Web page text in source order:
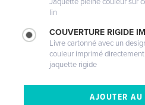
lin
COUVERTURE RIGIDE
Livre cartonné avec un
couleur imprimé
jaquette rigide